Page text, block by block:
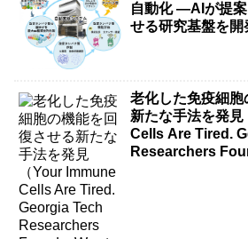
自動化 ―AIが提
せる研究基盤を
老化した免疫細
新たな手法を発
Cells Are Tired.
Researchers